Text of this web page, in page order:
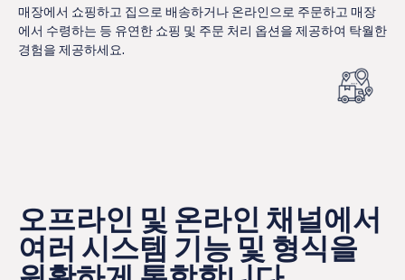
매장에서 쇼핑하고 집으로 배송하거나 온라인으로 주문하고 매장
에서 수령하는 등 유연한 쇼핑 및 주문 처리 옵션을 제공하여 탁월한
경험을 제공하세요.
오프라인 및 온라인 채널에서
여러 시스템 기능 및 형식을